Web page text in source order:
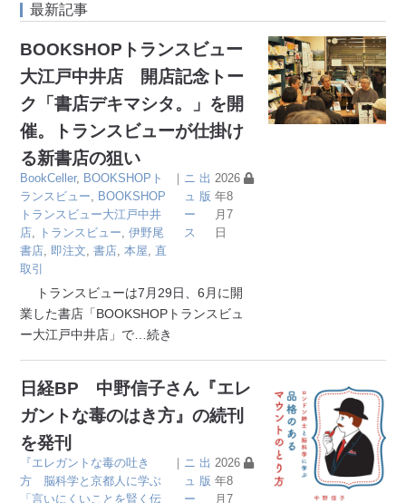
最新記事
BOOKSHOPトランスビュー
大江戸中井店 開店記念トー
ク「書店デキマシタ。」を開
催。トランスビューが仕掛け
る新書店の狙い
BookCeller, BOOKSHOPト
ランスビュー
BOOKSHOP
トランスビュー大江戸中井
店
トランスビュー ,伊野尾
書店
即注文 ,書店 ,本屋
直
取引
｜ ニ
ュ
ー
ス
出
版
2026
年8
月7
日
トランスビューは7月29日、6月に開
業した書店「BOOKSHOPトランスビュ
ー大江戸中井店」で …続き
日経BP 中野信子さん『エレ
ガントな毒のはき方』の続刊
を発刊
『エレガントな毒の吐き
方 脳科学と京都人に学ぶ
「言いにくいことを賢く伝
｜ ニ
ュ
ー
出
版
2026
年8
月7